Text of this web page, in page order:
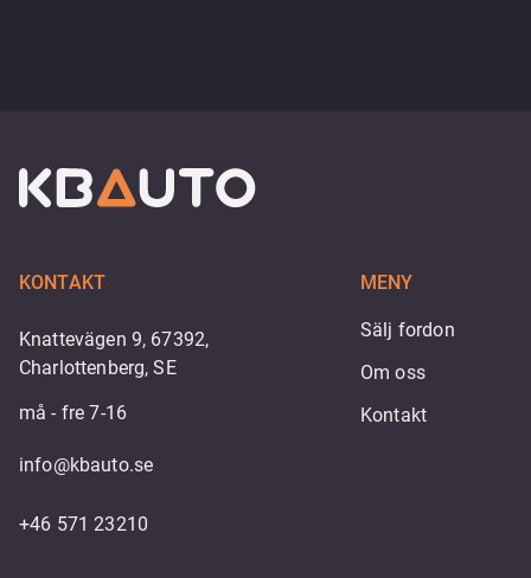
KONTAKT
Knattevägen 9, 67392,
Charlottenberg, SE
må - fre 7-16
info@kbauto.se
+46 571 23210
MENY
Sälj fordon
Om oss
Kontakt